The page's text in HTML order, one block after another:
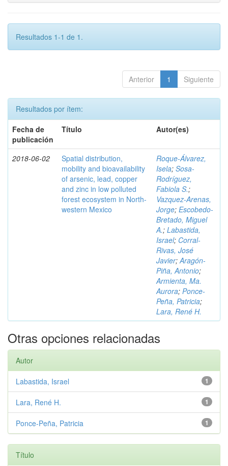
Resultados 1-1 de 1.
Anterior 1 Siguiente
Resultados por ítem:
Fecha de
publicación
Título Autor(es)
2018-06-02
Spatial distribution,
mobility and bioavailability
of arsenic, lead, copper
and zinc in low polluted
forest ecosystem in North-
western Mexico
Roque-Álvarez,
Isela; Sosa-
Rodríguez,
Fabiola S.;
Vazquez-Arenas,
Jorge; Escobedo-
Bretado, Miguel
A.; Labastida,
Israel; Corral-
Rivas, José
Javier;Aragón-
Piña, Antonio;
Armienta, Ma.
Aurora; Ponce-
Peña, Patricia;
Lara, René H.
Otras opciones relacionadas
Autor
1
Labastida, Israel
1
Lara, René H.
1
Ponce-Peña, Patricia
Título